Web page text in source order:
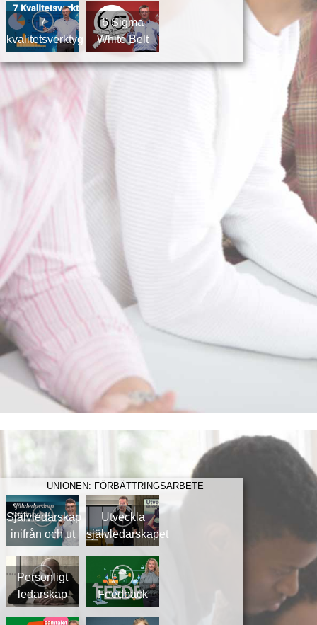
7
kvalitetsverktyg
6 Sigma
White Belt
UNIONEN: FÖRBÄTTRINGSARBETE
Självledarskap
inifrån och ut
Utveckla
självledarskapet
Personligt
ledarskap
Feedback